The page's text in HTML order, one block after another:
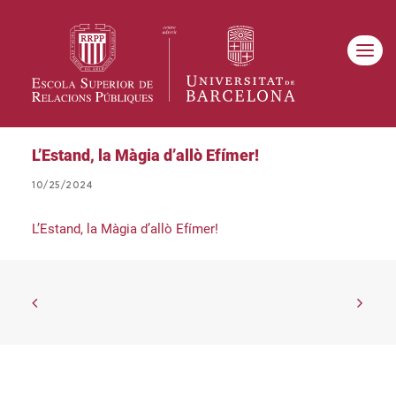
L’Estand, la Màgia d’allò Efímer!
10/25/2024
L’Estand, la Màgia d’allò Efímer!